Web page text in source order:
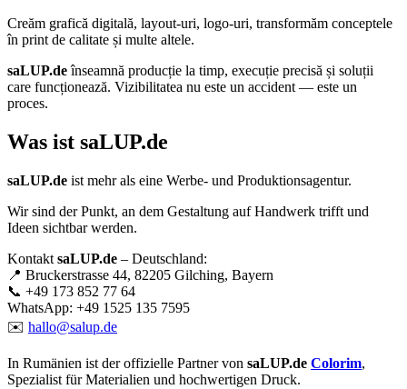
Creăm grafică digitală, layout-uri, logo-uri, transformăm conceptele
în print de calitate și multe altele.
saLUP.deînseamnă producție la timp, execuție precisă și soluții
care funcționează. Vizibilitatea nu este un accident — este un
proces.
Was ist saLUP.de
saLUP.de ist mehr als eine Werbe- und Produktionsagentur.
Wir sind der Punkt, an dem Gestaltung auf Handwerk trifft und
Ideen sichtbar werden.
Kontakt saLUP.de – Deutschland:
📍 Bruckerstrasse 44, 82205 Gilching, Bayern
📞 +49 173 852 77 64
WhatsApp: +49 1525 135 7595
✉️ hallo@salup.de
In Rumänien ist der offizielle Partner von saLUP.de Colorim,
Spezialist für Materialien und hochwertigen Druck.